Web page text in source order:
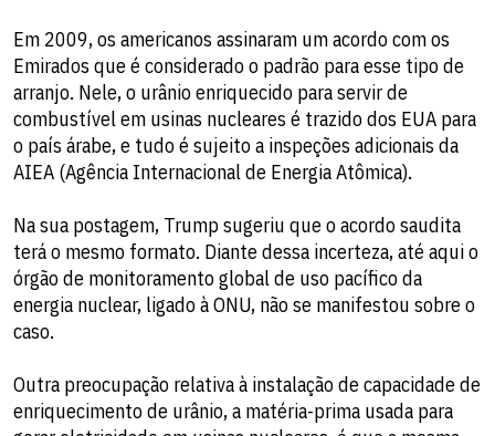
Em 2009, os americanos assinaram um acordo com os
Emirados que é considerado o padrão para esse tipo de
arranjo. Nele, o urânio enriquecido para servir de
combustível em usinas nucleares é trazido dos EUA para
o país árabe, e tudo é sujeito a inspeções adicionais da
AIEA (Agência Internacional de Energia Atômica).
Na sua postagem, Trump sugeriu que o acordo saudita
terá o mesmo formato. Diante dessa incerteza, até aqui o
órgão de monitoramento global de uso pacífico da
energia nuclear, ligado à ONU, não se manifestou sobre o
caso.
Outra preocupação relativa à instalação de capacidade de
enriquecimento de urânio, a matéria-prima usada para